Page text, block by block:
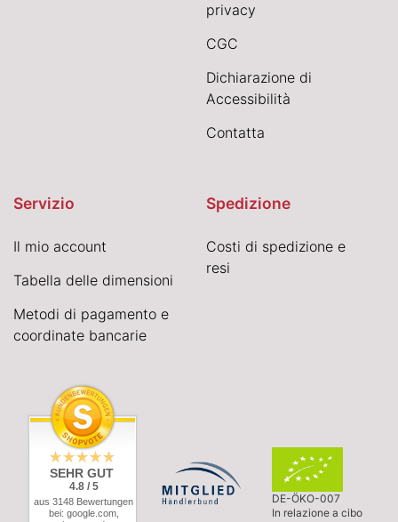
privacy
CGC
Dichiarazione di
Accessibilità
Contatta
Servizio
Il mio account
Tabella delle dimensioni
Metodi di pagamento e
coordinate bancarie
Spedizione
Costi di spedizione e
resi
SEHR GUT
4.8 / 5
aus 3148 Bewertungen
bei: google.com,
DE-ÖKO-007
In relazione a cibo